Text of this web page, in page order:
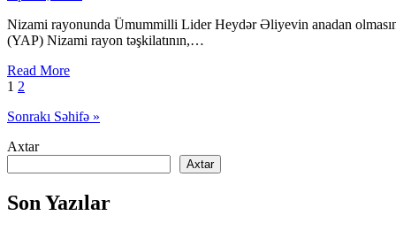
Nizami rayonunda Ümummilli Lider Heydər Əliyevin anadan olmasının 101-ci ildönümü münasibətilə Yeni Azərbaycan Partiyası
(YAP) Nizami rayon təşkilatının,…
Read More
Posts
pagination
1 2
Sonrakı Səhifə »
Axtar
Axtar
Son Yazılar